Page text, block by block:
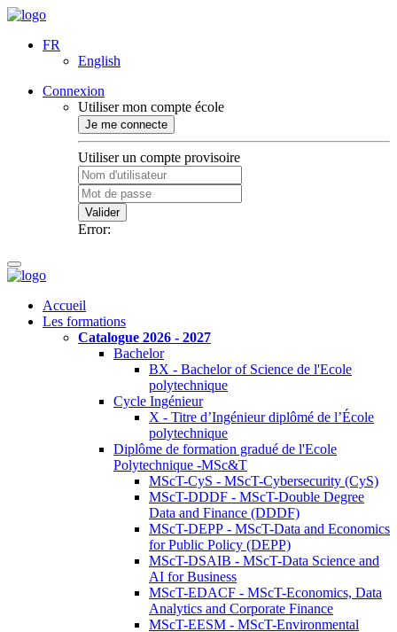
FR
English
Connexion
Utiliser mon compte école
Je me connecte
Utiliser un compte provisoire
Valider
Error:
Accueil
Les formations
Catalogue 2026 - 2027
Bachelor
BX - Bachelor of Science de l'Ecole
polytechnique
Cycle Ingénieur
X - Titre d’Ingénieur diplômé de l’École
polytechnique
Diplôme de formation gradué de l'Ecole
Polytechnique -MSc&T
MScT-CyS - MScT-Cybersecurity (CyS)
MScT-DDDF - MScT-Double Degree
Data and Finance (DDDF)
MScT-DEPP - MScT-Data and Economics
for Public Policy (DEPP)
MScT-DSAIB - MScT-Data Science and
AI for Business
MScT-EDACF - MScT-Economics, Data
Analytics and Corporate Finance
MScT-EESM - MScT-Environmental